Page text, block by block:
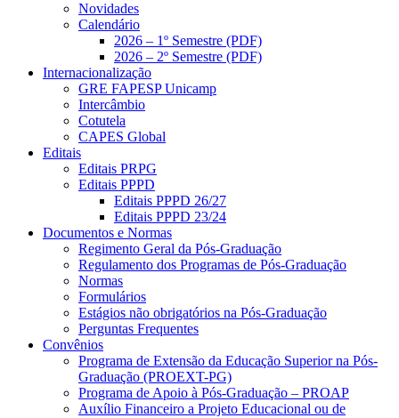
Novidades
Calendário
2026 – 1º Semestre (PDF)
2026 – 2º Semestre (PDF)
Internacionalização
GRE FAPESP Unicamp
Intercâmbio
Cotutela
CAPES Global
Editais
Editais PRPG
Editais PPPD
Editais PPPD 26/27
Editais PPPD 23/24
Documentos e Normas
Regimento Geral da Pós-Graduação
Regulamento dos Programas de Pós-Graduação
Normas
Formulários
Estágios não obrigatórios na Pós-Graduação
Perguntas Frequentes
Convênios
Programa de Extensão da Educação Superior na Pós-
Graduação (PROEXT-PG)
Programa de Apoio à Pós-Graduação – PROAP
Auxílio Financeiro a Projeto Educacional ou de